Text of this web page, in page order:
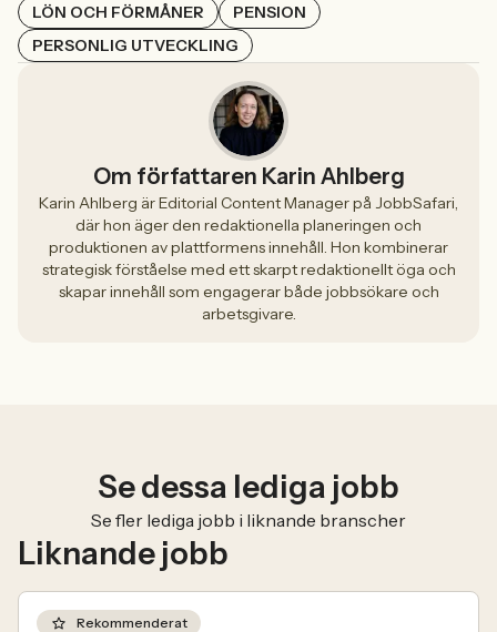
LÖN OCH FÖRMÅNER
PENSION
PERSONLIG UTVECKLING
Om författaren Karin Ahlberg
Karin Ahlberg är Editorial Content Manager på JobbSafari,
där hon äger den redaktionella planeringen och
produktionen av plattformens innehåll. Hon kombinerar
strategisk förståelse med ett skarpt redaktionellt öga och
skapar innehåll som engagerar både jobbsökare och
arbetsgivare.
Se dessa lediga jobb
Se fler lediga jobb i liknande branscher
Liknande jobb
Rekommenderat